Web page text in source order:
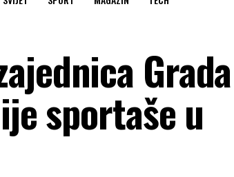
Grada
sportaše u